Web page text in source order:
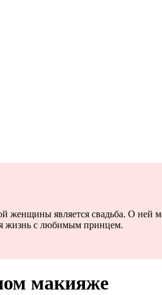
является свадьба. О ней
жизнь с любимым принцем.
макияже